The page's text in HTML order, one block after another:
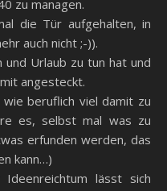
zu managen.
die Tür aufgehalten, in
auch nicht ;-)).
Urlaub zu tun hat und
angesteckt.
beruflich viel damit zu
es, selbst mal was zu
erfunden werden, das
kann…)
lässt sich